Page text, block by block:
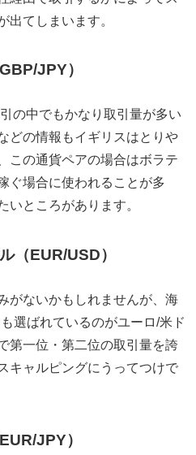
出てしまいます。
JPY）
の中でもかなり取引量が多い
どの情報もイギリスはとりや
この通貨ペアの場合はボラテ
ぐ場合に使われることが多
いところがあります。
（EUR/USD）
がないかもしれませんが、海
選ばれているのがユーロ/米ド
第一位・第二位の取引量を誇
キャルピングにうってつけで
JPY）